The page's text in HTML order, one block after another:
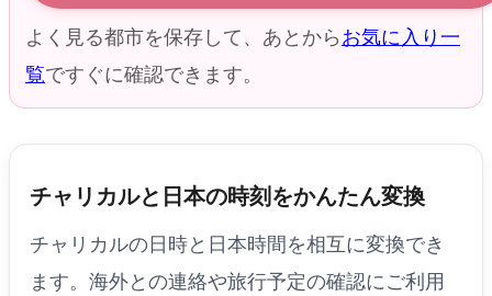
よく見る都市を保存して、あとからお気に入り一
覧ですぐに確認できます。
チャリカルと日本の時刻をかんたん変換
チャリカルの日時と日本時間を相互に変換でき
ます。海外との連絡や旅行予定の確認にご利用